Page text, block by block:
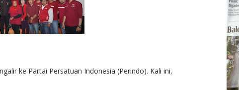
ke Partai Persatuan Indonesia (Perindo). Kali ini,